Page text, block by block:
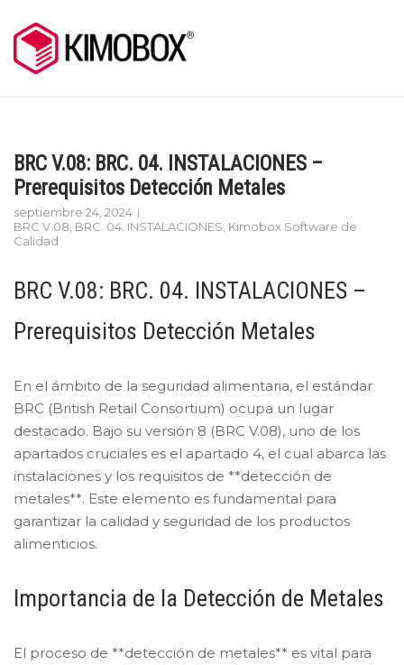
to
content
BRC V.08: BRC. 04. INSTALACIONES –
Prerequisitos Detección Metales
septiembre 24, 2024
BRC V.08 BRC. 04. INSTALACIONES Kimobox Software de
Calidad
BRC V.08: BRC. 04. INSTALACIONES –
Prerequisitos Detección Metales
En el ámbito de la seguridad alimentaria, el estándar
BRC (British Retail Consortium) ocupa un lugar
destacado. Bajo su versión 8 (BRC V.08), uno de los
apartados cruciales es el apartado 4, el cual abarca las
instalaciones y los requisitos de **detección de
metales**. Este elemento es fundamental para
garantizar la calidad y seguridad de los productos
alimenticios.
Importancia de la Detección de Metales
El proceso de **detección de metales** es vital para